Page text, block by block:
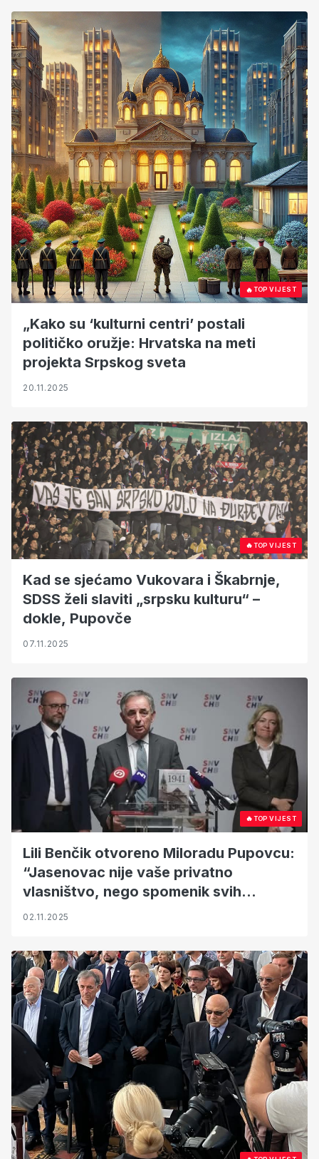
🔥TOP VIJEST
„Kako su ‘kulturni centri’ postali
političko oružje: Hrvatska na meti
projekta Srpskog sveta
20.11.2025
🔥TOP VIJEST
Kad se sjećamo Vukovara i Škabrnje,
SDSS želi slaviti „srpsku kulturu“ –
dokle, Pupovče
07.11.2025
🔥TOP VIJEST
Lili Benčik otvoreno Miloradu Pupovcu:
“Jasenovac nije vaše privatno
vlasništvo, nego spomenik svih
građana Hrvatske”
02.11.2025